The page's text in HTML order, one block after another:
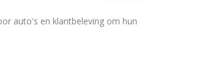
auto's en klantbeleving om hun